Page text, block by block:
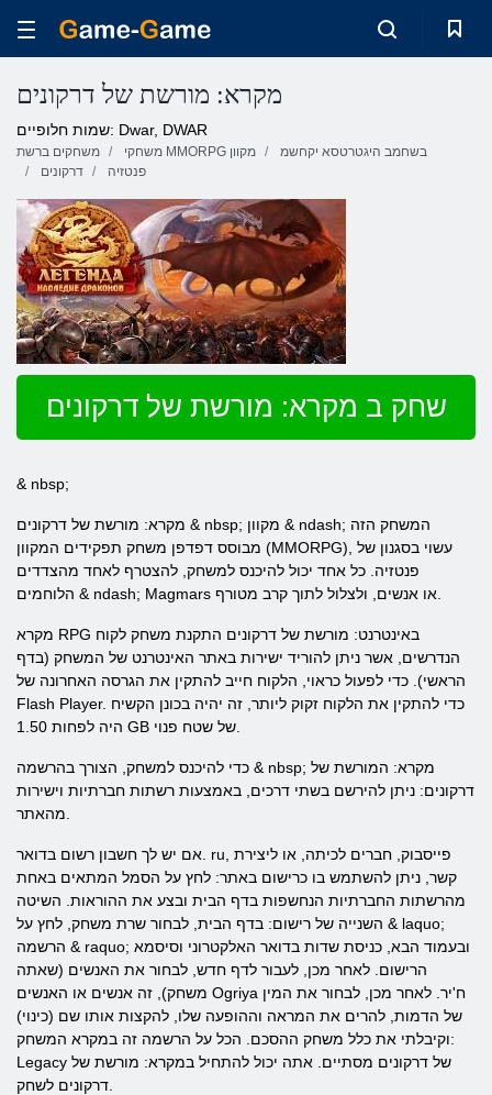
מקרא: מורשת של דרקונים
שמות חלופיים: Dwar, DWAR
משחקים ברשת משחקי MMORPG מקוון
בשחמב היגטרטסא יקחשמ
דרקונים
פנטזיה
שחק ב מקרא: מורשת של דרקונים
& nbsp;
מקרא: מורשת של דרקונים & nbsp; מקוון & ndash; המשחק הזה
מבוסס דפדפן משחק תפקידים המקוון (MMORPG), עשוי בסגנון של
פנטזיה. כל אחד יכול להיכנס למשחק, להצטרף לאחד מהצדדים
מקרא RPG באינטרנט: מורשת של דרקונים התקנת משחק לקוח
הנדרשים, אשר ניתן להוריד ישירות באתר האינטרנט של המשחק (בדף
הראשי). כדי לפעול כראוי, הלקוח חייב להתקין את הגרסה האחרונה של
Flash Player. כדי להתקין את הלקוח זקוק ליותר, זה יהיה בכונן הקשיח
כדי להיכנס למשחק, הצורך בהרשמה & nbsp; מקרא: המורשת של
דרקונים: ניתן להירשם בשתי דרכים, באמצעות רשתות חברתיות וישירות
אם יש לך חשבון רשום בדואר. ru, פייסבוק, חברים לכיתה, או ליצירת
קשר, ניתן להשתמש בו כרישום באתר: לחץ על הסמל המתאים באחת
מהרשתות החברתיות הנחשפות בדף הבית ובצע את ההוראות. השיטה
השנייה של רישום: בדף הבית, לבחור שרת משחק, לחץ על & laquo;
הרשמה & raquo; ובעמוד הבא, כניסת שדות בדואר האלקטרוני וסיסמא
הרישום. לאחר מכן, לעבור לדף חדש, לבחור את האנשים (שאתה
משחק), זה אנשים או האנשים Ogriya ח'יר. לאחר מכן, לבחור את המין
של הדמות, להרים את המראה וההופעה שלו, להקצות אותו שם (כינוי)
וקיבלתי את כלל משחק ההסכם. הכל על הרשמה זה במקרא המשחק:
Legacy של דרקונים מסתיים. אתה יכול להתחיל במקרא: מורשת של